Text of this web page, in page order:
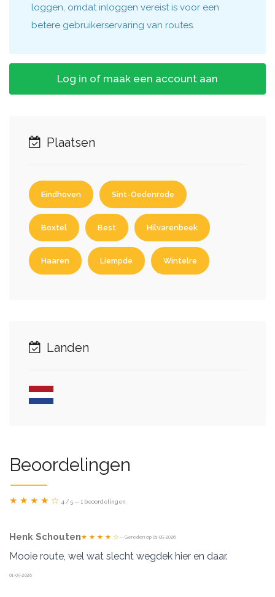
loggen, omdat inloggen vereist is voor een
betere gebruikerservaring van routes.
Log in of maak een account aan
Plaatsen
Eindhoven Sint-Oedenrode
Boxtel Best Hilvarenbeek
Haaren Liempde Wintelre
Landen
Beoordelingen
★ ★ ★ ★ ☆ 4 / 5 — 1 beoordelingen
Henk Schouten★ ★ ★ ★ ☆— Gereden op 01-05-2026
Mooie route, wel wat slecht wegdek hier en daar.
01-05-2026